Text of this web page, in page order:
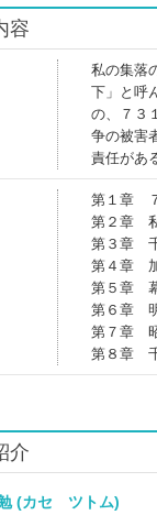
容
私の集落
下」と呼
の、７３
争の被害
責任があ
第１章
第２章
第３章
第４章
第５章
第６章
第７章
第８章
介
(カセ ツトム)